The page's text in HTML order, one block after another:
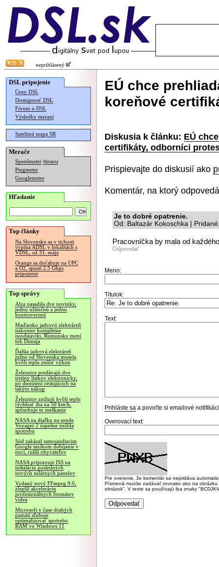
neprihlásený
DSL pripojenie
Ceny DSL
Dostupnosť DSL
Fórum o DSL
Výsledky meraní
Satelitná mapa SR
Merače
Speedmeter Merania
Pingmeter
Googlemeter
Hľadanie
Top články
Na Slovensku sa v tichosti
vypína ADSL v lokalitách s
VDSL, už 31. mája
Orange sa doťahuje na UPC
a O2, spustí 2.5 Gbps
pripojenie
Top správy
Alza nasadila dve novinky,
jednu užitočnú a jednu
kontroverznú
Maďarsko jadrovú elektráreň
nakoniec kompletne
neodstavilo, Rumunsko mení
tok Dunaja
Ďalšia jadrová elektráreň
južne od Slovenska musela
kvôli teplu znížiť výkon
Železnice predávajú dve
tretiny lístkov elektronicky,
po donútení cestujúcich na
takýto nákup
Železnice znižujú kvôli teplu
rýchlosť iba na 50 km/h,
spôsobuje to meškanie
NASA na diaľku na sonde
Voyager 2 úspešne znížila
spotrebu
Súd zakázal samojazdiacim
Google taxíkom dobíjanie v
noci, rušili obyvateľov
NASA pripravuje ISS na
inštaláciu posledných
nových solárnych panelov
Vydaný nový FFmpeg 9.0,
zlepšil akceleráciu
profesionálnych formátov
videa
Microsoft v čase drahých
pamätí sľubuje
optimalizovať spotrebu
RAM vo Windows 11
EÚ chce
koreňové
Diskusia k článku: EÚ
certifikáty, odborníci
Prispievajte do diskusií ako
Komentár, na ktorý
Je to dobré opatrenie.
Od: Baltazár Kokoschka |
Pracovníčka by mala od
Odpovedať
Meno:
Titulok:
Text:
Prihláste sa a povoľte si emailové
Overovací text:
Pre overenie, že komentár sa nepridáva
Písmená musíte zadávať rovnako ako na
obrázok". V texte sa používajú iba znaky